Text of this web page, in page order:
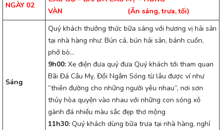
NGÀY 02
VÀN
(Ăn sáng, trưa, tối)
Sáng
Quý khách thưởng thức bữa sáng với hương vị hải sản
tại nhà hàng như: Bún cá, bún hải sản, bánh cuốn,
phở bò…
9h00: Xe điện đưa quý đưa Quý khách tới tham quan
Bãi Đá Cầu Mỵ, Đồi Ngắm Sóng từ lâu được ví như
”thiên đường cho những người yêu nhau”, nơi sơn
thủy hòa quyện vào nhau với những con sóng xô
gành đá nhiều màu sắc đẹp thơ mộng
11h30: Quý khách dùng bữa trưa tại nhà hàng, nghỉ